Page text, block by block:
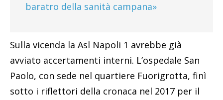
baratro della sanità campana»
Sulla vicenda la Asl Napoli 1 avrebbe già
avviato accertamenti interni. L’ospedale San
Paolo, con sede nel quartiere Fuorigrotta, finì
sotto i riflettori della cronaca nel 2017 per il